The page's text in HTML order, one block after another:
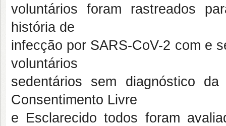
voluntários foram rastreados
história de
infecção por SARS-CoV-2 com e
voluntários
sedentários sem diagnóstico
Consentimento Livre
e Esclarecido todos foram